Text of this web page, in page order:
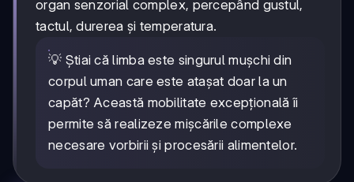
organ senzorial complex, percepând gustul,
tactul, durerea și temperatura.
💡 Știai că limba este singurul mușchi din
corpul uman care este atașat doar la un
capăt? Această mobilitate excepțională îi
permite să realizeze mișcările complexe
necesare vorbirii și procesării alimentelor.